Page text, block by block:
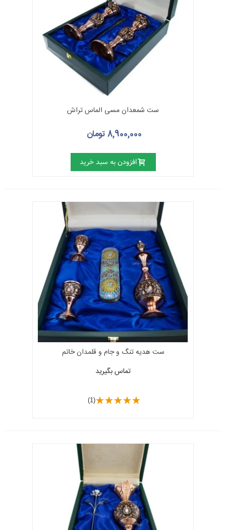
ست شمعدان مسی الماس تراش
8,900,000 تومان
افزودن به سبد خرید
ست هدیه تنگ و جام و قلمدان خاتم
تماس بگیرید
(1)